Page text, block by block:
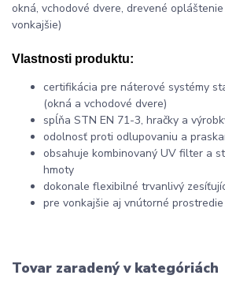
okná, vchodové dvere, drevené
vonkajšie)
Vlastnosti produktu:
certifikácia pre náterové systémy
(okná a vchodové dvere)
spĺňa STN EN 71-3, hračky a
odolnosť proti odlupovaniu a
obsahuje kombinovaný UV filter a
hmoty
dokonale flexibilné trvanlivý
pre vonkajšie aj vnútorné prostredie
Tovar zaradený v kategóriách